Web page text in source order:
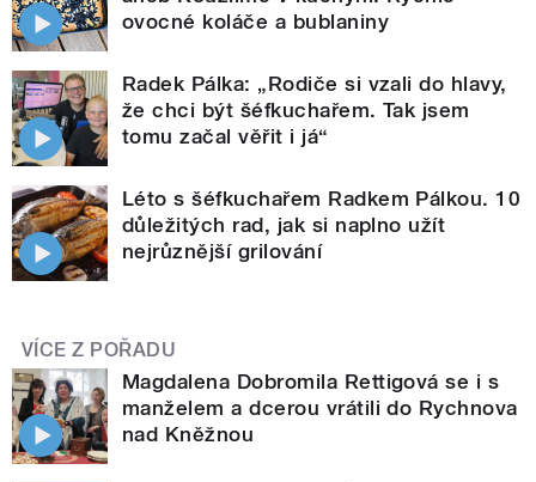
ovocné koláče a bublaniny
Radek Pálka: „Rodiče si vzali do hlavy,
že chci být šéfkuchařem. Tak jsem
tomu začal věřit i já“
Léto s šéfkuchařem Radkem Pálkou. 10
důležitých rad, jak si naplno užít
nejrůznější grilování
VÍCE Z POŘADU
Magdalena Dobromila Rettigová se i s
manželem a dcerou vrátili do Rychnova
nad Kněžnou